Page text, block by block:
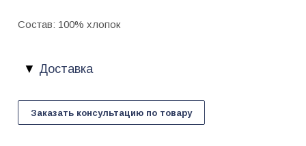
Состав: 100% хлопок
Доставка
Заказать консультацию по товару